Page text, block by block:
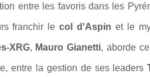
entre les favoris dans les
franchir lecol d'Aspin et le
XRG, Mauro Gianetti, aborde
entre la gestion de ses leaders